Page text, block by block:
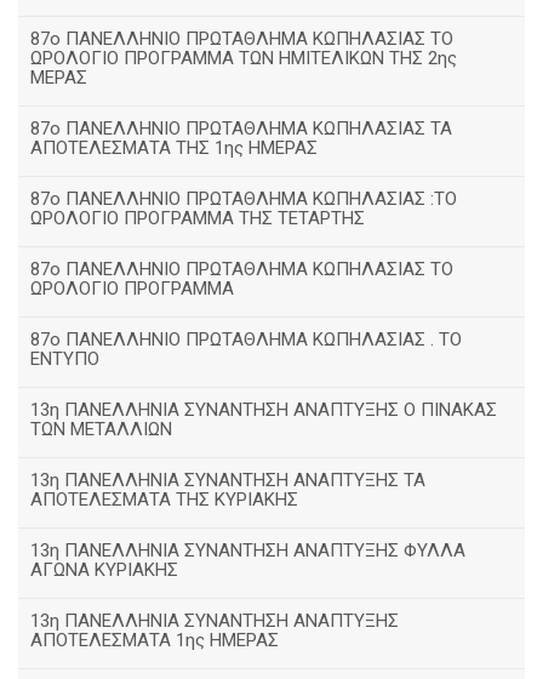
87ο ΠΑΝΕΛΛΗΝΙΟ ΠΡΩΤΑΘΛΗΜΑ ΚΩΠΗΛΑΣΙΑΣ ΤΟ
ΩΡΟΛΟΓΙΟ ΠΡΟΓΡΑΜΜΑ ΤΩΝ ΗΜΙΤΕΛΙΚΩΝ ΤΗΣ 2ης
ΜΕΡΑΣ
87ο ΠΑΝΕΛΛΗΝΙΟ ΠΡΩΤΑΘΛΗΜΑ ΚΩΠΗΛΑΣΙΑΣ ΤΑ
ΑΠΟΤΕΛΕΣΜΑΤΑ ΤΗΣ 1ης ΗΜΕΡΑΣ
87ο ΠΑΝΕΛΛΗΝΙΟ ΠΡΩΤΑΘΛΗΜΑ ΚΩΠΗΛΑΣΙΑΣ :ΤΟ
ΩΡΟΛΟΓΙΟ ΠΡΟΓΡΑΜΜΑ ΤΗΣ ΤΕΤΑΡΤΗΣ
87ο ΠΑΝΕΛΛΗΝΙΟ ΠΡΩΤΑΘΛΗΜΑ ΚΩΠΗΛΑΣΙΑΣ ΤΟ
ΩΡΟΛΟΓΙΟ ΠΡΟΓΡΑΜΜΑ
87ο ΠΑΝΕΛΛΗΝΙΟ ΠΡΩΤΑΘΛΗΜΑ ΚΩΠΗΛΑΣΙΑΣ . ΤΟ
ΕΝΤΥΠΟ
13η ΠΑΝΕΛΛΗΝΙΑ ΣΥΝΑΝΤΗΣΗ ΑΝΑΠΤΥΞΗΣ Ο ΠΙΝΑΚΑΣ
ΤΩΝ ΜΕΤΑΛΛΙΩΝ
13η ΠΑΝΕΛΛΗΝΙΑ ΣΥΝΑΝΤΗΣΗ ΑΝΑΠΤΥΞΗΣ ΤΑ
ΑΠΟΤΕΛΕΣΜΑΤΑ ΤΗΣ ΚΥΡΙΑΚΗΣ
13η ΠΑΝΕΛΛΗΝΙΑ ΣΥΝΑΝΤΗΣΗ ΑΝΑΠΤΥΞΗΣ ΦΥΛΛΑ
ΑΓΩΝΑ ΚΥΡΙΑΚΗΣ
13η ΠΑΝΕΛΛΗΝΙΑ ΣΥΝΑΝΤΗΣΗ ΑΝΑΠΤΥΞΗΣ
ΑΠΟΤΕΛΕΣΜΑΤΑ 1ης ΗΜΕΡΑΣ